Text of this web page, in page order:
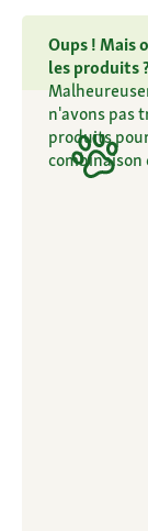
Oups ! Mais
les produits
n'avons pas
produits
combinaison